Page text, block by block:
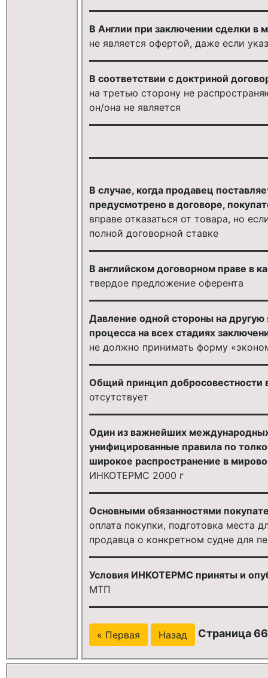
В Англии при заключении сделки в
не является офертой, даже если
В соответствии с доктриной
на третью сторону не
он/она не является
В случае, когда продавец
предусмотрено в договоре,
вправе отказаться от товара, но
полной договорной ставке
В английском договорном праве в
твердое предложение оферента
Давление одной стороны на
процесса на всех стадиях
не должно принимать форму
Общий принцип добросовестности
отсутствует
Один из важнейших
унифицированные правила по
широкое распространение в
ИНКОТЕРМС 2000 г
Основными обязанностями
оплата покупки, подготовка места
продавца о конкретном судне для
Условия ИНКОТЕРМС приняты и
МТП
« Первая Назад Страница